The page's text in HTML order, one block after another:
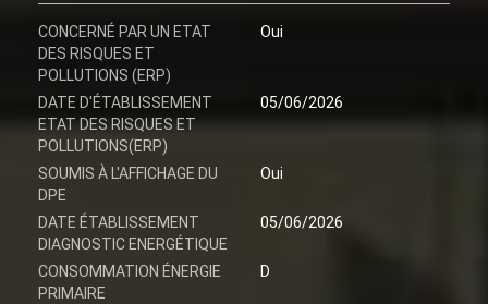
CONCERNÉ PAR UN ETAT
DES RISQUES ET
POLLUTIONS (ERP)
Oui
DATE D'ÉTABLISSEMENT
ETAT DES RISQUES ET
POLLUTIONS(ERP)
05/06/2026
SOUMIS À L'AFFICHAGE DU
DPE
Oui
DATE ÉTABLISSEMENT
DIAGNOSTIC ENERGÉTIQUE
05/06/2026
CONSOMMATION ÉNERGIE
PRIMAIRE
D